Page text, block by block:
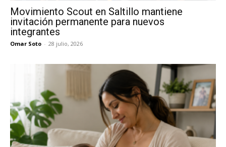
Movimiento Scout en Saltillo mantiene
invitación permanente para nuevos
integrantes
Omar Soto - 28 julio, 2026